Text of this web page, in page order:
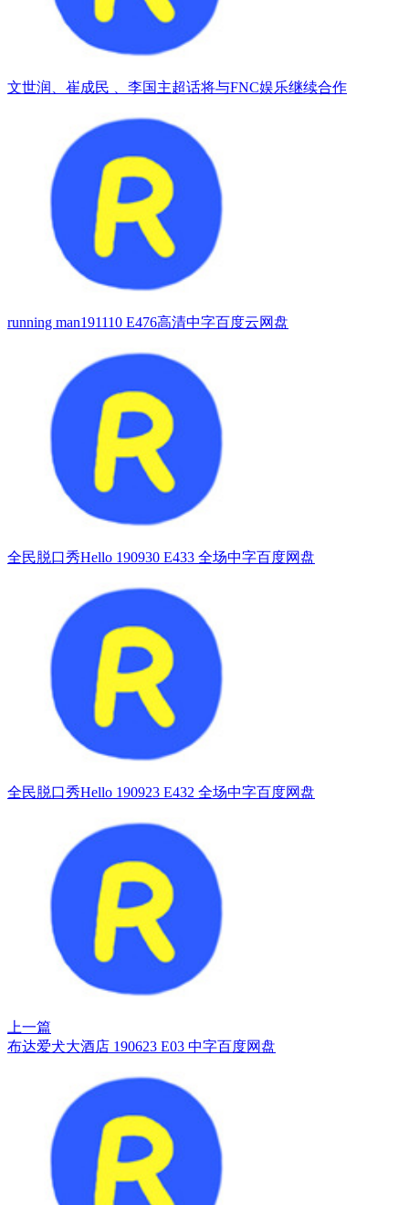
文世润、崔成民 、李国主超话将与FNC娱乐继续合作
running man191110 E476高清中字百度云网盘
全民脱口秀Hello 190930 E433 全场中字百度网盘
全民脱口秀Hello 190923 E432 全场中字百度网盘
上一篇
布达爱犬大酒店 190623 E03 中字百度网盘